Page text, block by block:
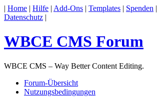
| Home | Hilfe | Add-Ons | Templates | Spenden |
Datenschutz |
WBCE CMS Forum
WBCE CMS – Way Better Content Editing.
Forum-Übersicht
Nutzungsbedingungen